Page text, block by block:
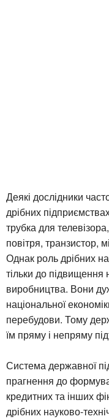
Деякі дослідники
дрібних
трубка для
повітря, транзистор,
Однак роль дрібних
тільки до підвищення
виробництва. Вони
національної
перебудови. Тому
їм пряму і непряму
Система державної
прагнення до
кредитних та інших
дрібних науково-